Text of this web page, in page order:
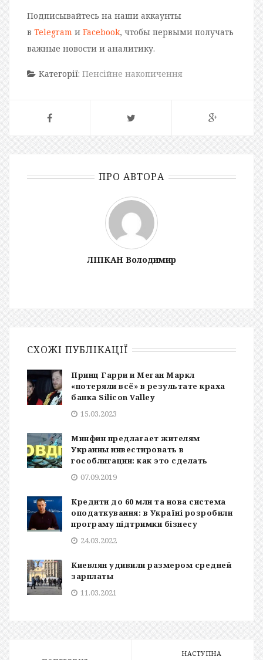
Подписывайтесь на наши аккаунты
в Telegram и Facebook, чтобы первыми получать
важные новости и аналитику.
Категорії: Пенсійне накопичення
ПРО АВТОРА
ЛІПКАН Володимир
СХОЖІ ПУБЛІКАЦІЇ
Принц Гарри и Меган Маркл
«потеряли всё» в результате краха
банка Silicon Valley
15.03.2023
Минфин предлагает жителям
Украины инвестировать в
гособлигации: как это сделать
07.09.2019
Кредити до 60 млн та нова система
оподаткування: в Україні розробили
програму підтримки бізнесу
24.03.2022
Киевлян удивили размером средней
зарплаты
11.03.2021
НАСТУПНА